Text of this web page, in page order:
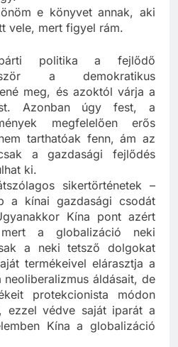
e könyvet annak, aki
politika a fejlődő
a demokratikus
meg, és azoktól várja a
Azonban úgy fest, a
megfelelően erős
tarthatóak fenn, ám az
a gazdasági fejlődés
ki.
sikertörténetek –
a kínai gazdasági csodát
Kína pont azért
a globalizáció neki
a neki tetsző dolgokat
termékeivel elárasztja a
áldásait, de
protekcionista módon
ezzel védve saját iparát a
Kína a globalizáció